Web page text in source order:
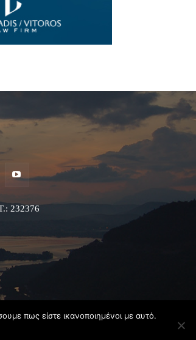
232376
πως είστε ικανοποιημένοι με αυτό.